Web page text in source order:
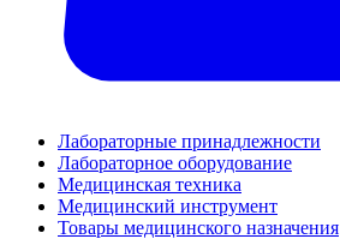
Лабораторные принадлежности
Лабораторное оборудование
Медицинская техника
Медицинский инструмент
Товары медицинского назначения